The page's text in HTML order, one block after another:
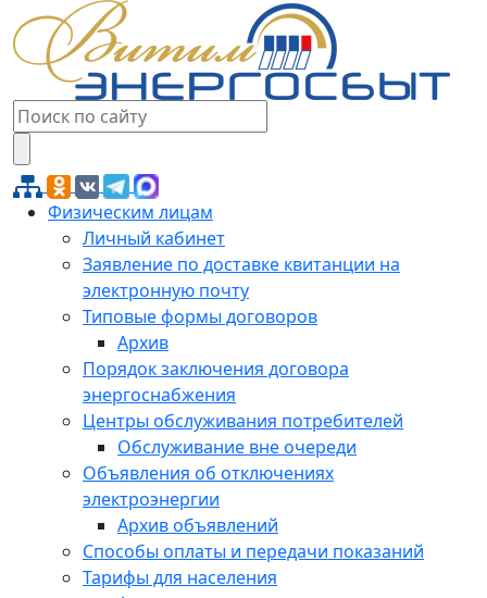
Физическим лицам
Личный кабинет
Заявление по доставке квитанции на
электронную почту
Типовые формы договоров
Архив
Порядок заключения договора
энергоснабжения
Центры обслуживания потребителей
Обслуживание вне очереди
Объявления об отключениях
электроэнергии
Архив объявлений
Способы оплаты и передачи показаний
Тарифы для населения